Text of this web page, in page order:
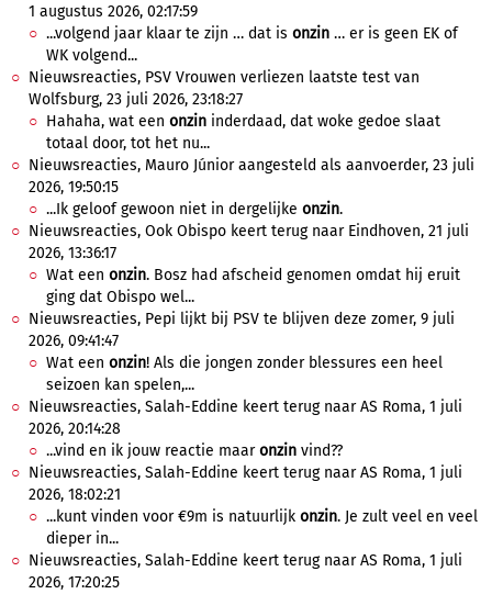
1 augustus 2026, 02:17:59
...volgend jaar klaar te zijn … dat is onzin … er is geen EK of
WK volgend...
Nieuwsreacties, PSV Vrouwen verliezen laatste test van
Wolfsburg, 23 juli 2026, 23:18:27
Hahaha, wat een onzin inderdaad, dat woke gedoe slaat
totaal door, tot het nu...
Nieuwsreacties, Mauro Júnior aangesteld als aanvoerder, 23 juli
2026, 19:50:15
...Ik geloof gewoon niet in dergelijke onzin.
Nieuwsreacties, Ook Obispo keert terug naar Eindhoven, 21 juli
2026, 13:36:17
Wat een onzin. Bosz had afscheid genomen omdat hij eruit
ging dat Obispo wel...
Nieuwsreacties, Pepi lijkt bij PSV te blijven deze zomer, 9 juli
2026, 09:41:47
Wat een onzin! Als die jongen zonder blessures een heel
seizoen kan spelen,...
Nieuwsreacties, Salah-Eddine keert terug naar AS Roma, 1 juli
2026, 20:14:28
...vind en ik jouw reactie maaronzin vind??
Nieuwsreacties, Salah-Eddine keert terug naar AS Roma, 1 juli
2026, 18:02:21
...kunt vinden voor €9m is natuurlijk onzin. Je zult veel en veel
dieper in...
Nieuwsreacties, Salah-Eddine keert terug naar AS Roma, 1 juli
2026, 17:20:25